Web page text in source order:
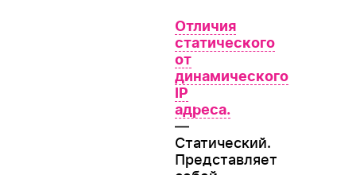
Отличия
статического
от
динамического
IP
адреса.
—
Статический.
Представляет